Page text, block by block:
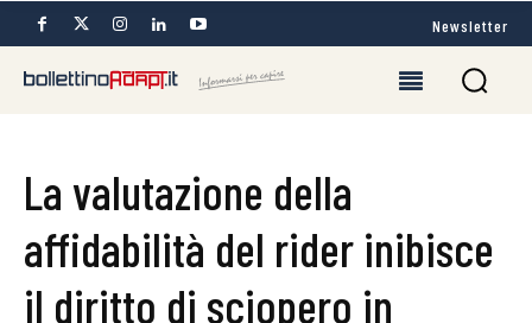
Newsletter
La valutazione della
affidabilità del rider inibisce
il diritto di sciopero in